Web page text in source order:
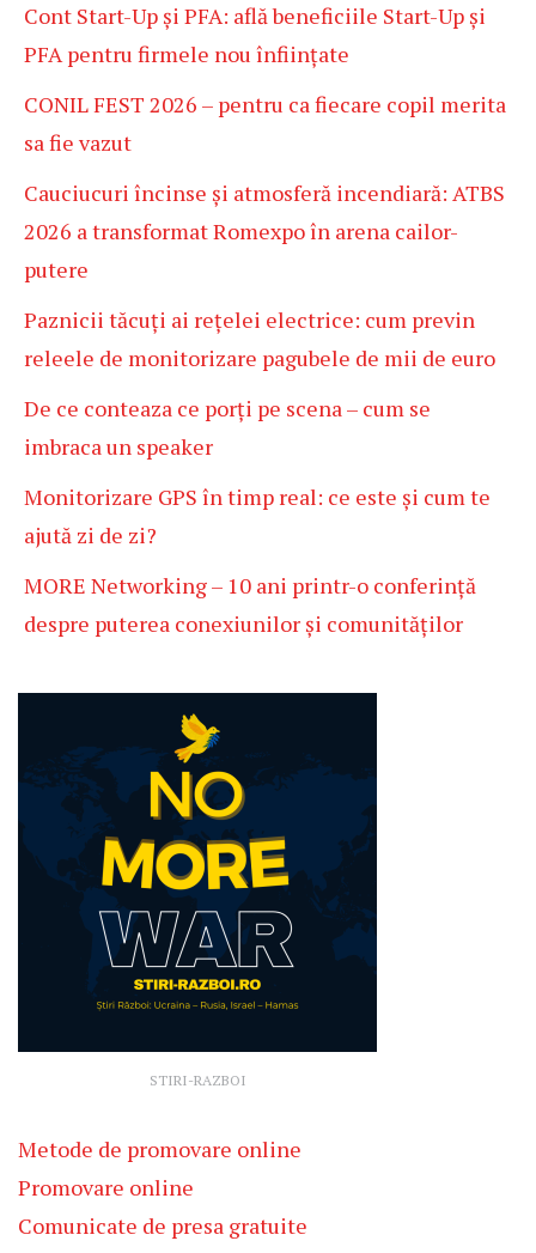
Cont Start-Up și PFA: află beneficiile Start-Up și
PFA pentru firmele nou înființate
CONIL FEST 2026 – pentru ca fiecare copil merita
sa fie vazut
Cauciucuri încinse și atmosferă incendiară: ATBS
2026 a transformat Romexpo în arena cailor-
putere
Paznicii tăcuți ai rețelei electrice: cum previn
releele de monitorizare pagubele de mii de euro
De ce conteaza ce porți pe scena – cum se
imbraca un speaker
Monitorizare GPS în timp real: ce este și cum te
ajută zi de zi?
MORE Networking – 10 ani printr-o conferință
despre puterea conexiunilor și comunităților
STIRI-RAZBOI
Metode de promovare online
Promovare online
Comunicate de presa gratuite